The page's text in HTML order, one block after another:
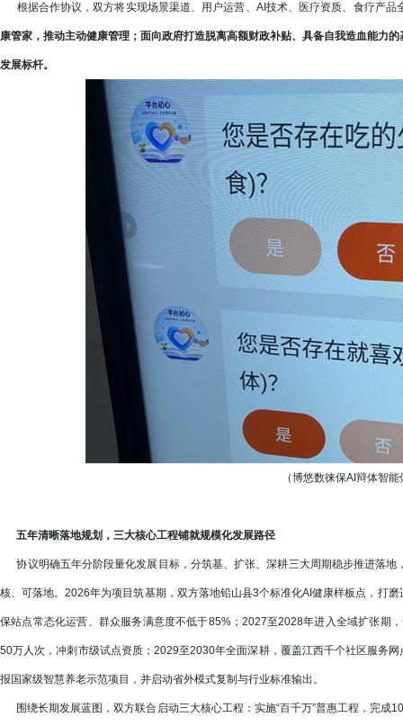
根据合作协议，双方将实现场景渠道、用户运营、AI技术、医疗资质、食疗产品
康管家，推动主动健康管理；面向政府打造脱离高额财政补贴、具备自我造血能力
发展标杆。
（博悠数徕保AI辩体智
五年清晰落地规划，三大核心工程铺就规模化发展路径
协议明确五年分阶段量化发展目标，分筑基、扩张、深耕三大周期稳步推进落地
核、可落地。2026年为项目筑基期，双方落地铅山县3个标准化AI健康样板点，打
保站点常态化运营、群众服务满意度不低于85%；2027至2028年进入全域扩张期
50万人次，冲刺市级试点资质；2029至2030年全面深耕，覆盖江西千个社区服务
报国家级智慧养老示范项目，并启动省外模式复制与行业标准输出。
围绕长期发展蓝图，双方联合启动三大核心工程：实施“百千万”普惠工程，完成